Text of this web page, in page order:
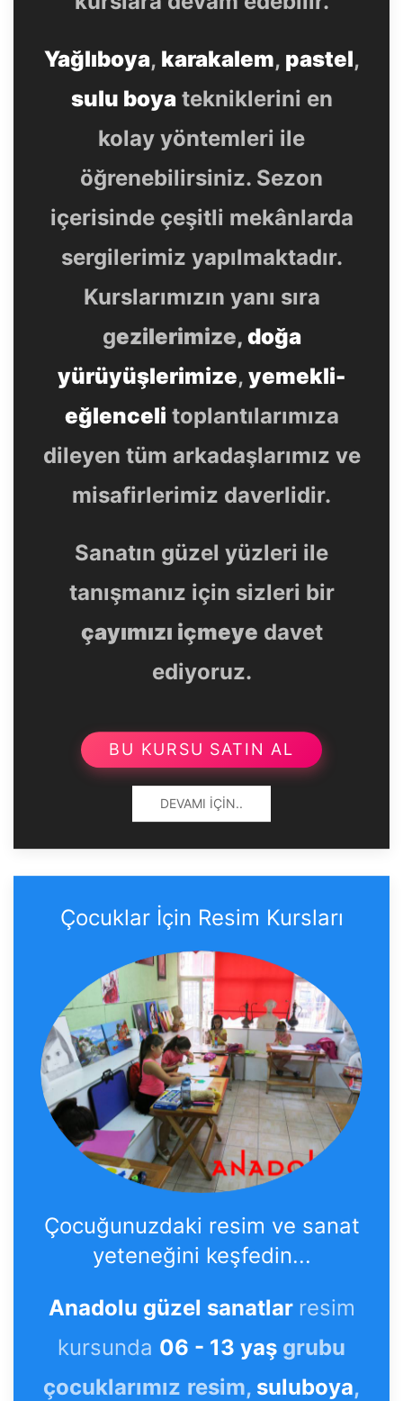
Yağlıboya, karakalem, pastel,
sulu boyatekniklerini en
kolay yöntemleri ile
öğrenebilirsiniz. Sezon
içerisinde çeşitli mekânlarda
sergilerimiz yapılmaktadır.
Kurslarımızın yanı sıra
gezilerimize, doğa
yürüyüşlerimize, yemekli-
eğlenceli toplantılarımıza
dileyen tüm arkadaşlarımız ve
misafirlerimiz daverlidir.
Sanatın güzel yüzleri ile
tanışmanız için sizleri bir
çayımızı içmeye davet
ediyoruz.
BU KURSU SATIN AL
DEVAMI İÇIN..
Çocuklar İçin Resim Kursları
Çocuğunuzdaki resim ve sanat
yeteneğini keşfedin...
Anadolu güzel sanatlar resim
kursunda 06 - 13 yaş grubu
çocuklarımız resim, suluboya,